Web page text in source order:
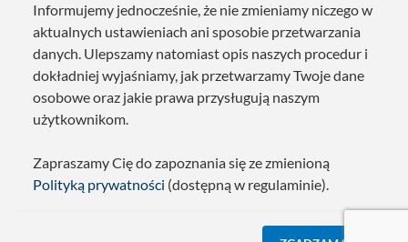
Informujemy jednocześnie, że nie zmieniamy niczego w
aktualnych ustawieniach ani sposobie przetwarzania
danych. Ulepszamy natomiast opis naszych procedur i
dokładniej wyjaśniamy, jak przetwarzamy Twoje dane
osobowe oraz jakie prawa przysługują naszym
użytkownikom.
Zapraszamy Cię do zapoznania się ze zmienioną
Polityką prywatności (dostępną w regulaminie).